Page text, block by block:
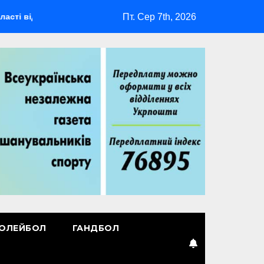
мультиспортивний табір ГАРТ 2026 – як долучитися
Пт. Сер 7th, 2026
ГАНДБОЛ